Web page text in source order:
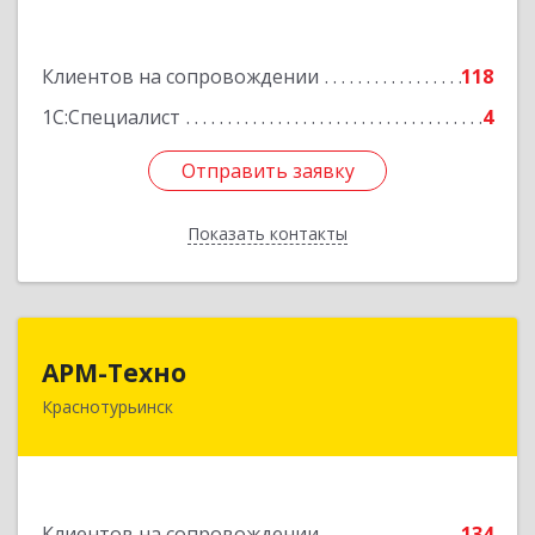
Клиентов на сопровождении
118
1С:Специалист
4
Отправить заявку
Показать контакты
Отправить заявку
Назад
АРМ-Техно
Краснотурьинск
624447, Свердловская обл, Краснотурьинск г,